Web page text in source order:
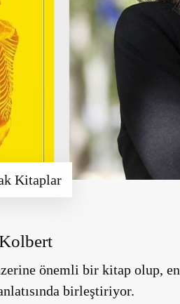
Kitaplar
önemli bir kitap olup,
birleştiriyor.